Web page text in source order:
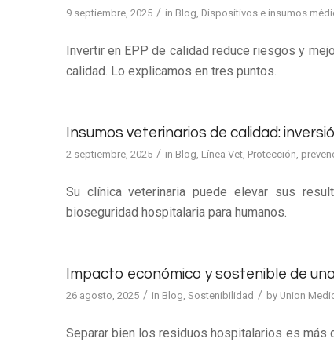
9 septiembre, 2025 / in Blog Dispositivos e insumos
Invertir en EPP de calidad reduce riesgos y
calidad. Lo explicamos en tres puntos.
Insumos veterinarios de calidad:
2 septiembre, 2025 / in Blog, Línea Vet, Protección,
Su clínica veterinaria puede elevar sus
bioseguridad hospitalaria para humanos.
Impacto económico y sostenible de
26 agosto, 2025 / in Blog, Sostenibilidad / by Union
Separar bien los residuos hospitalarios es más